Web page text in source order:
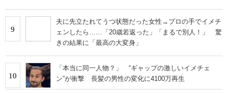
9
夫に先立たれてうつ状態だった女性→プロの手でイメチ
ェンしたら……「20歳若返った」「まるで別人！」 驚
きの結果に「最高の大変身」
10
「本当に同一人物？」 “ギャップの激しいイメチェ
ン”が衝撃 長髪の男性の変化に4100万再生